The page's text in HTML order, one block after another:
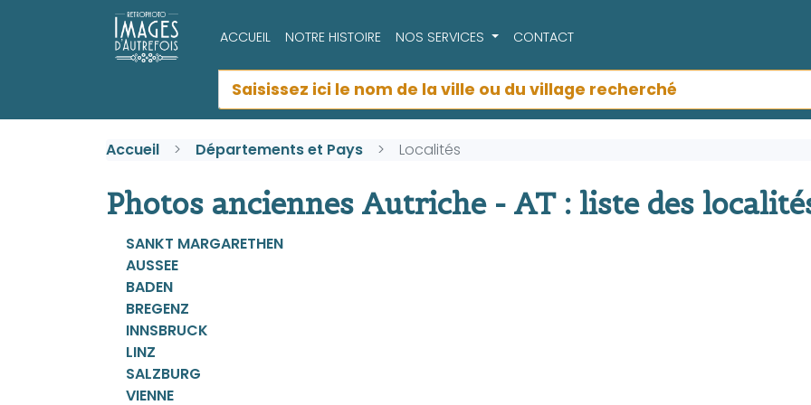
ACCUEIL NOTRE HISTOIRE NOS SERVICES CONTACT
Accueil Départements et Pays Localités
Photos anciennes Autriche - AT : liste des
SANKT MARGARETHEN
AUSSEE
BADEN
BREGENZ
INNSBRUCK
LINZ
SALZBURG
VIENNE